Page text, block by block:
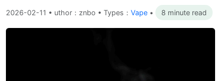
2026-02-11 • uthor：znbo • Types： Vape • 8 minute read